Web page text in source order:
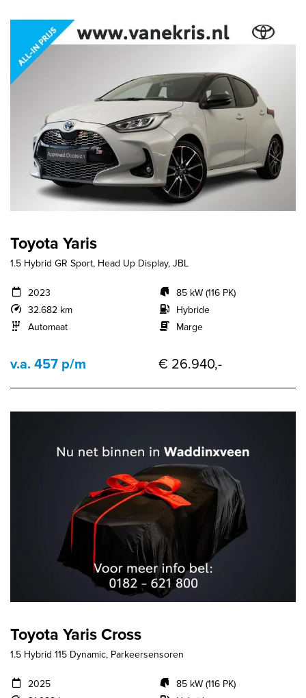
Toyota Yaris
1.5 Hybrid GR Sport, Head Up Display, JBL
2023
32.682 km
Automaat
85 kW (116 PK)
Hybride
Marge
v.a. 457 p/m € 26.940,-
Toyota Yaris Cross
1.5 Hybrid 115 Dynamic, Parkeersensoren
2025
85 kW (116 PK)